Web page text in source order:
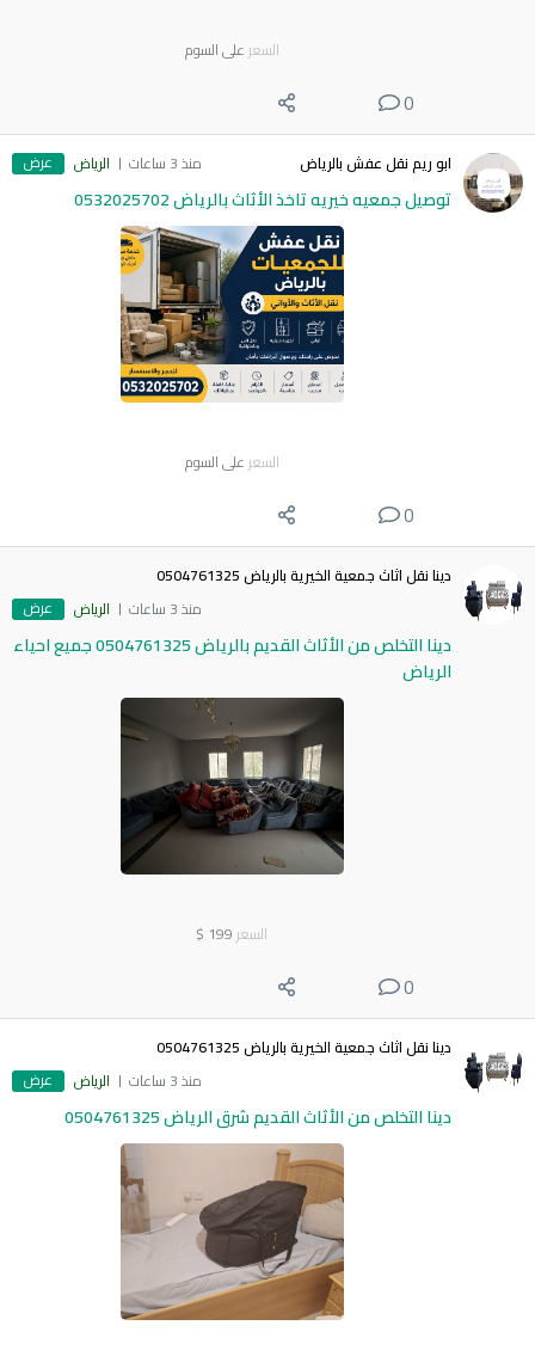
السعر على السوم
0
ابو ريم نقل عفش بالرياض منذ 3 ساعات الرياض عرض
توصيل جمعيه خيريه تاخذ الأثاث بالرياض 0532025702
السعر على السوم
0
دينا نقل اثاث جمعية الخيرية بالرياض 0504761325
منذ 3 ساعات
الرياض عرض
دينا التخلص من الأثاث القديم بالرياض 0504761325 جميع احياء
الرياض
السعر 199
$
0
دينا نقل اثاث جمعية الخيرية بالرياض 0504761325
منذ 3 ساعات
الرياض عرض
دينا التخلص من الأثاث القديم شرق الرياض 0504761325